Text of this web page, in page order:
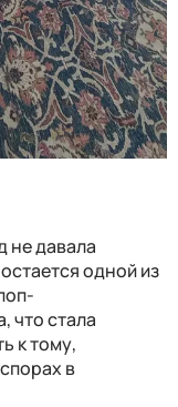
не давала
одной из
что стала
к тому,
в